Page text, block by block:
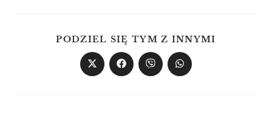
PODZIEL SIĘ TYM Z INNYMI